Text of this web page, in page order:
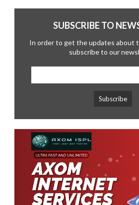
SUBSCRIBE TO
In order to get the updates about
subscribe to our